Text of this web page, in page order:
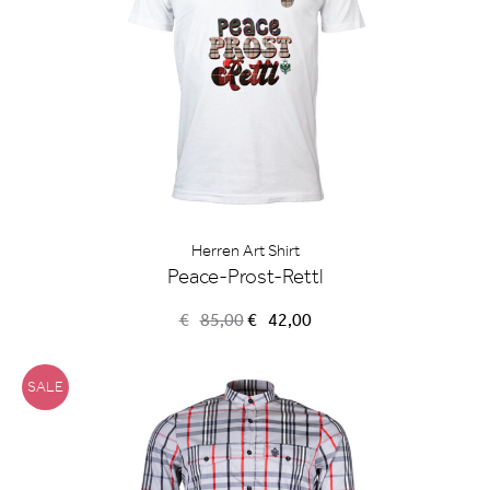
Herren Art Shirt
Peace-Prost-Rettl
€ 85,00Ursprünglicher
€85,00
€ 42,00Aktueller
SALE